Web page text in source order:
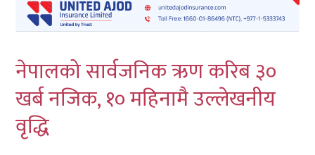
गण्डकी
कर्णाली
सुदुरपश्चिम
प्रदेश/
नेपालको सार्वजनिक ऋण करिब ३०
खर्ब नजिक, १० महिनामै उल्लेखनीय
वृद्धि